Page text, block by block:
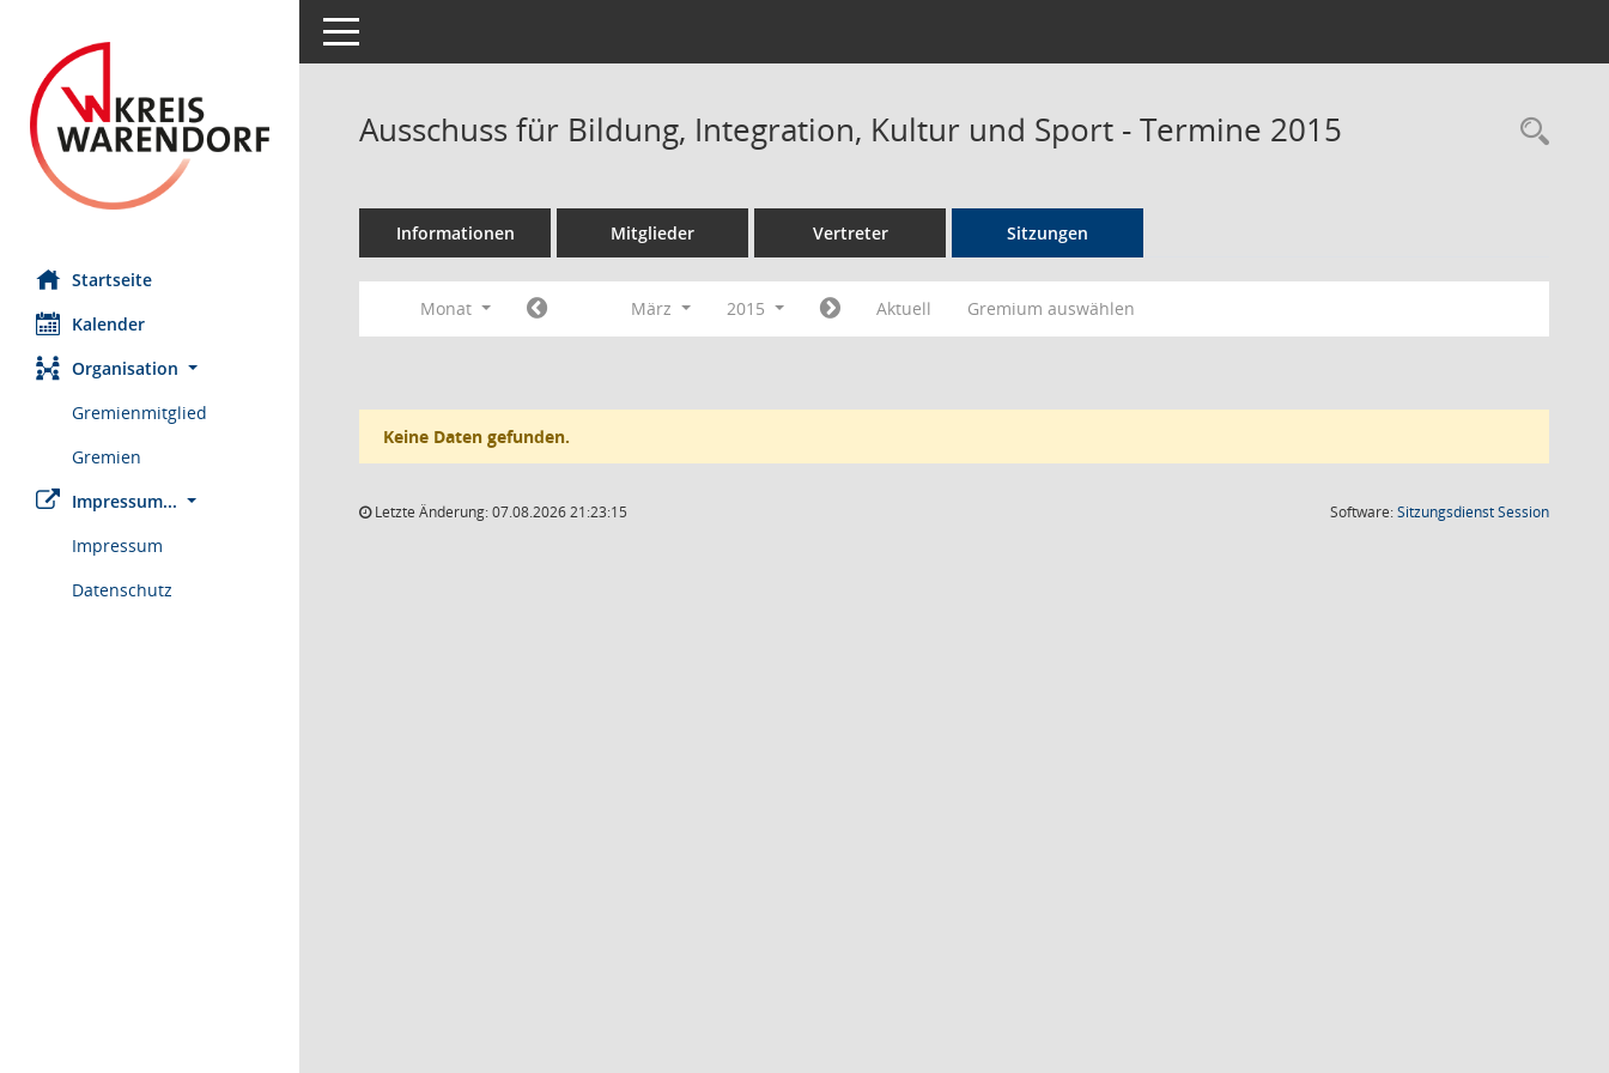
Startseite
Kalender
Organisation
Gremienmitglied
Gremien
Impressum...
Impressum
Datenschutz
Toggle navigation
Ausschuss für Bildung, Integration, Kultur und Sport - Termine 2015
Informationen Mitglieder Vertreter Sitzungen
Monat März 2015 Aktuell Gremium auswählen
Keine Daten gefunden.
Letzte Änderung: 07.08.2026 21:23:15 Software:SitzungsdienstSession(Wird in